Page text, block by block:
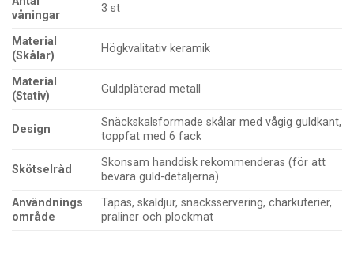
våningar
3 st
Material
(Skålar)
Högkvalitativ keramik
Material
(Stativ)
Guldpläterad metall
Design
Snäckskalsformade skålar med vågig guldkant,
toppfat med 6 fack
Skötselråd
Skonsam handdisk rekommenderas (för att
bevara guld-detaljerna)
Användnings
område
Tapas, skaldjur, snacksservering, charkuterier,
praliner och plockmat